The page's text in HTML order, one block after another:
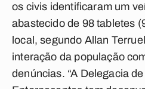
os civis identificaram um
abastecido de 98 tabletes
local, segundo Allan
interação da população
denúncias. “A Delegacia